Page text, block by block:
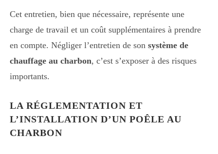
Cet entretien, bien que nécessaire, représente une
charge de travail et un coût supplémentaires à prendre
en compte. Négliger l’entretien de son système de
chauffage au charbon, c’est s’exposer à des risques
importants.
LA RÉGLEMENTATION ET
L’INSTALLATION D’UN POÊLE AU
CHARBON